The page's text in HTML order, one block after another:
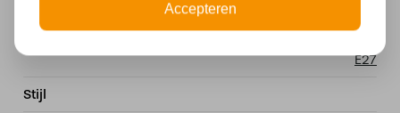
Fitting
E27
Stijl
Accepteren